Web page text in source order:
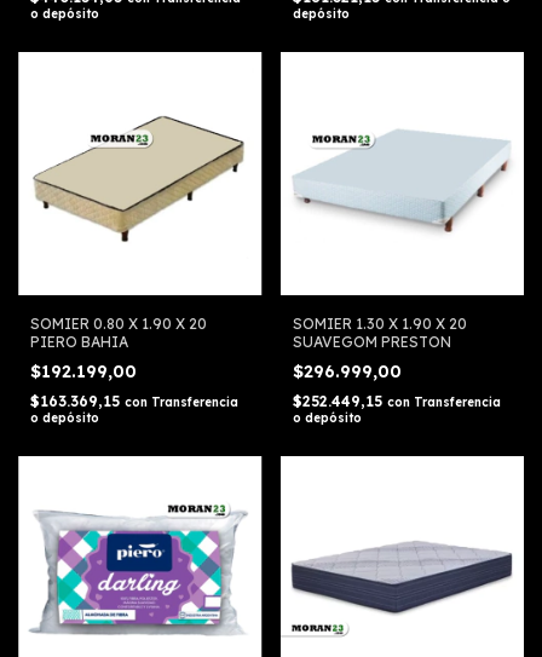
o depósito
depósito
SOMIER 0.80 X 1.90 X 20
PIERO BAHIA
$192.199,00
$163.369,15 con Transferencia
o depósito
SOMIER 1.30 X 1.90 X 20
SUAVEGOM PRESTON
$296.999,00
$252.449,15 con Transferencia
o depósito